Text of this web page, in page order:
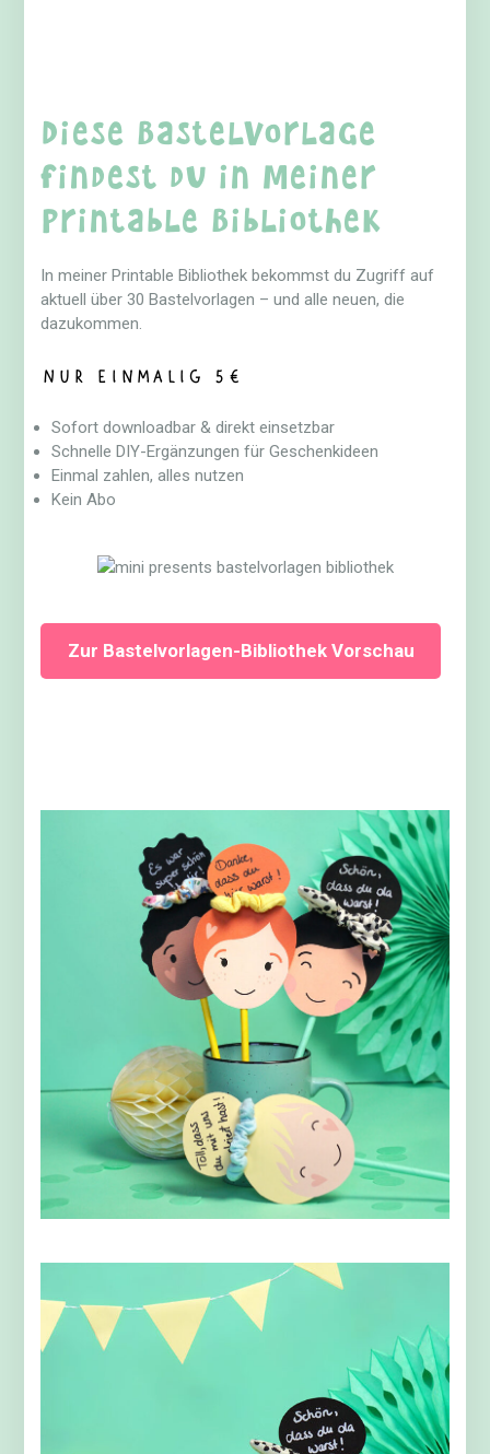
Diese Bastelvorlage
findest du in meiner
Printable Bibliothek
In meiner Printable Bibliothek bekommst du Zugriff auf
aktuell über 30 Bastelvorlagen – und alle neuen, die
dazukommen.
Nur einmalig 5€
Sofort downloadbar & direkt einsetzbar
Schnelle DIY-Ergänzungen für Geschenkideen
Einmal zahlen, alles nutzen
Kein Abo
Zur Bastelvorlagen-Bibliothek Vorschau